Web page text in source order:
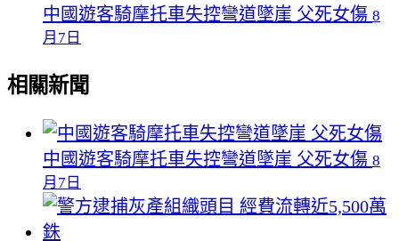
中國遊客騎摩托車失控彎道墜崖 父死女傷 8
月7日
相關新聞
中國遊客騎摩托車失控彎道墜崖 父死女傷 8
月7日